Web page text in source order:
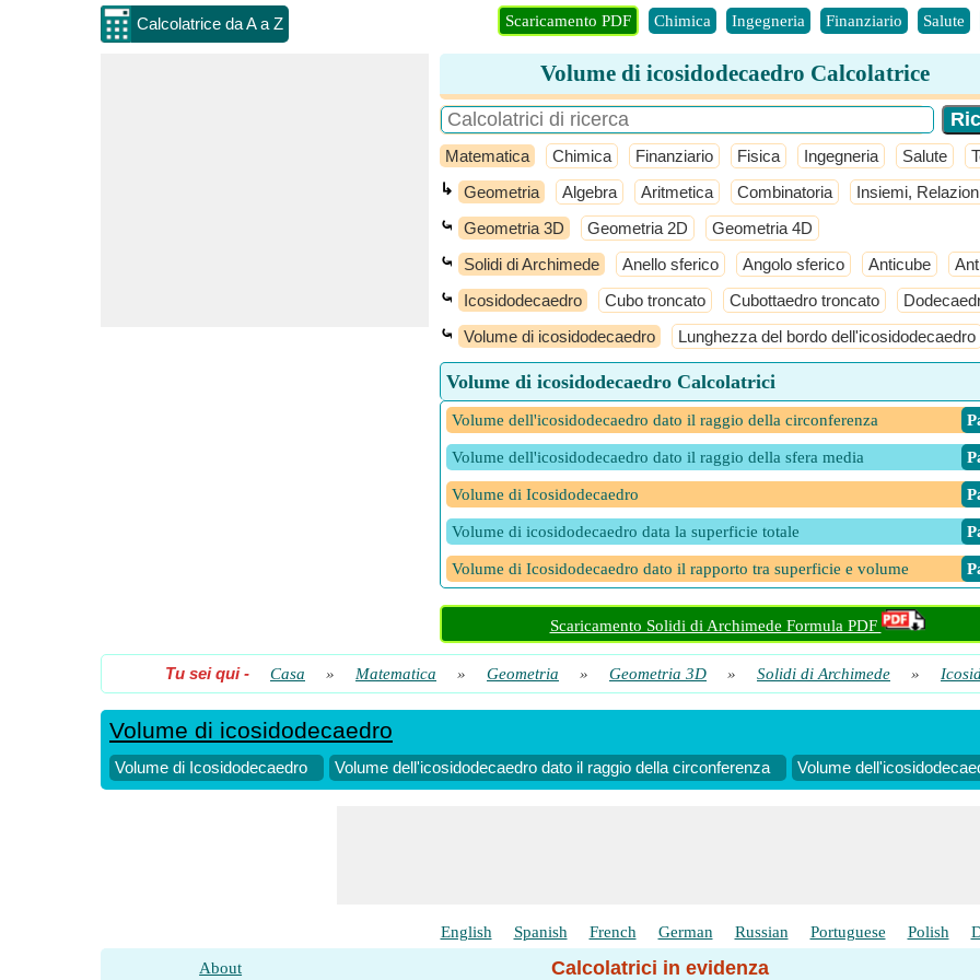
Calcolatrice da A a Z Scaricamento PDF Chimica Ingegneria Finanziario Salute
Volume di icosidodecaedro Calcolatrice
Matematica Chimica Finanziario Fisica Ingegneria Salute
↳ Geometria Algebra Aritmetica Combinatoria Insiemi,
⤿ Geometria 3D Geometria 2D Geometria 4D
⤿ Solidi di Archimede Anello sferico Angolo sferico Anticube
⤿ Icosidodecaedro Cubo troncato Cubottaedro troncato
⤿ Volume di icosidodecaedro Lunghezza del bordo dell'icosidodecaedro
Volume di icosidodecaedro Calcolatrici
Volume dell'icosidodecaedro dato il raggio della circonferenza
Volume dell'icosidodecaedro dato il raggio della sfera media
Volume di Icosidodecaedro
Volume di icosidodecaedro data la superficie totale
Volume di Icosidodecaedro dato il rapporto tra superficie e volume
Scaricamento Solidi di Archimede Formula PDF
Tu sei qui- Casa » Matematica » Geometria » Geometria 3D » Solidi di Archimede »
Volume di icosidodecaedro
Volume di Icosidodecaedro Volume dell'icosidodecaedro dato il raggio della circonferenza Volume
English Spanish French German Russian Portuguese Polish
About Calcolatrici in evidenza